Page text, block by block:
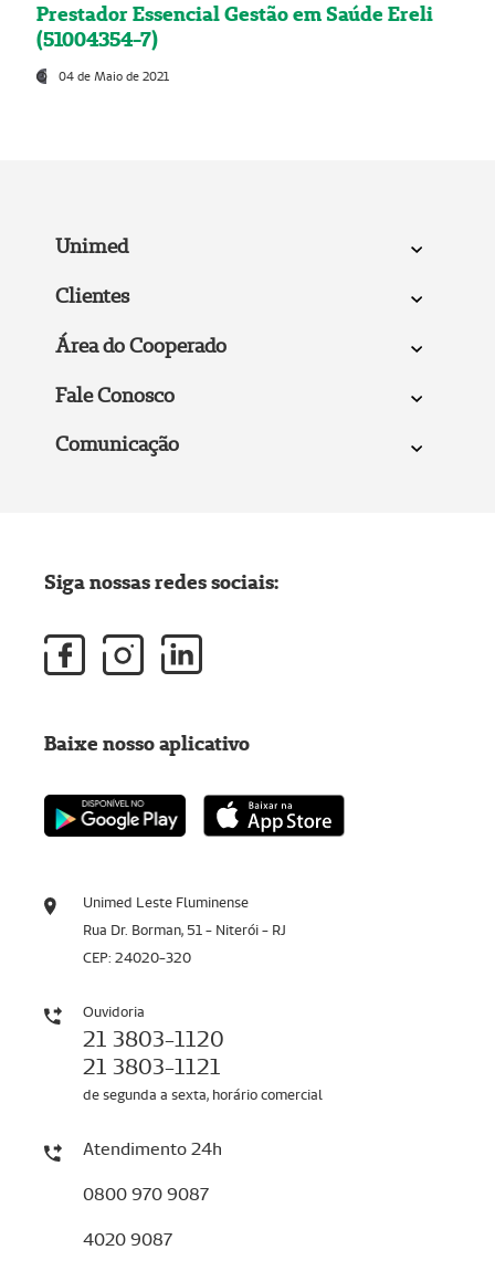
Prestador Essencial Gestão em Saúde Ereli
(51004354-7)
04 de Maio de 2021
Unimed
Clientes
Área do Cooperado
Fale Conosco
Comunicação
Unimed Leste Fluminense
Rua Dr. Borman, 51 - Niterói - RJ
CEP: 24020-320
Ouvidoria
21 3803-1120
21 3803-1121
de segunda a sexta, horário comercial
Atendimento 24h
0800 970 9087
4020 9087
Siga nossas redes sociais:
Baixe nosso aplicativo